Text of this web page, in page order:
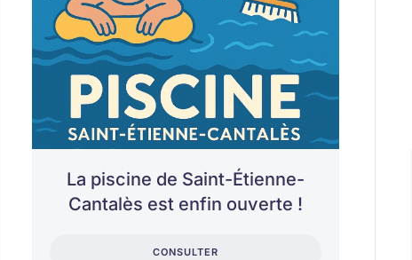
La piscine de Saint-Étienne-
Cantalès est enfin ouverte !
CONSULTER